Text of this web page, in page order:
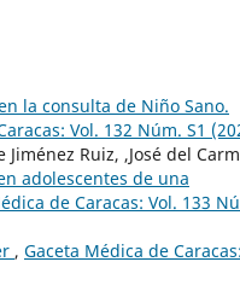
la consulta de Niño Sano.
Vol. 132 Núm. S1
Ruiz, ,José del
adolescentes de una
de Caracas: Vol. 133
, Gaceta Médica de